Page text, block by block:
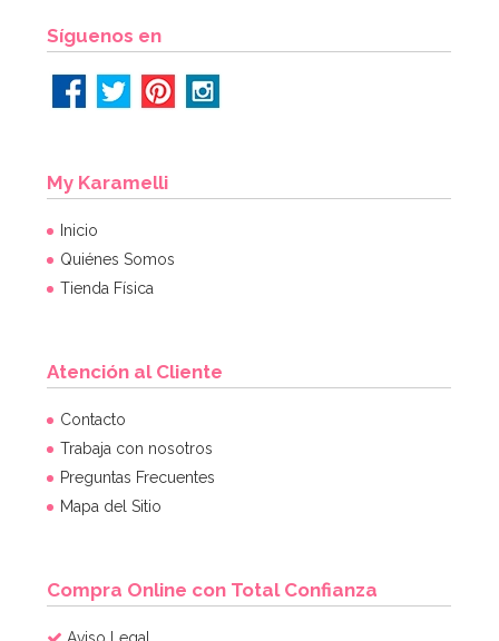
Kit para hacer Mermelada Casera
AÑADIR
Síguenos en
My Karamelli
Inicio
Quiénes Somos
Tienda Física
Atención al Cliente
Contacto
Trabaja con nosotros
Preguntas Frecuentes
Mapa del Sitio
Compra Online con Total Confianza